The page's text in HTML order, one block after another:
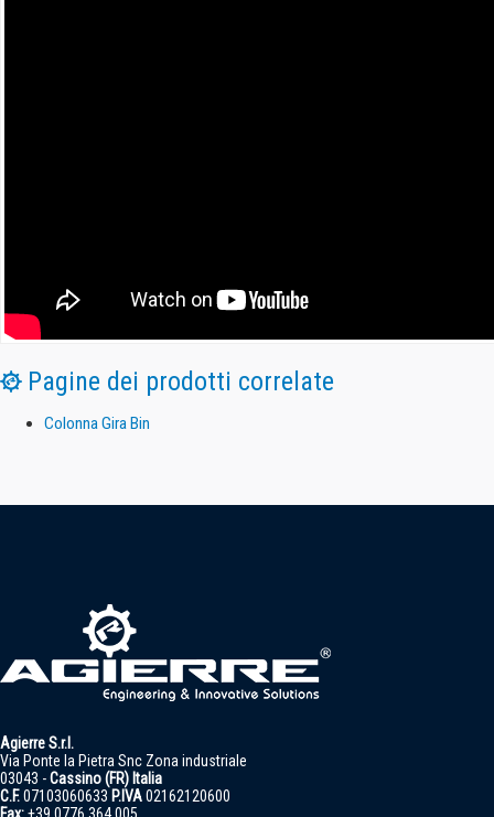
Pagine dei prodotti correlate
Colonna Gira Bin
Agierre S.r.l.
Via Ponte la Pietra Snc Zona industriale
03043 -Cassino (FR) Italia
C.F.07103060633 P.IVA02162120600
Fax:+39 0776 364 005